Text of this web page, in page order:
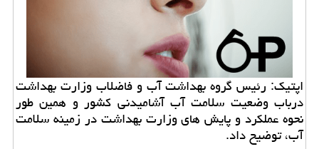
اپتیك: رئیس گروه بهداشت آب و فاضلاب وزارت بهداشت
درباب وضعیت سلامت آب آشامیدنی كشور و همین طور
نحوه عملكرد و پایش های وزارت بهداشت در زمینه سلامت
آب، توضیح داد.